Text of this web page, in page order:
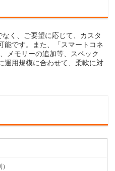
く、ご要望に応じて、カスタ
能です。また、「スマートコネ
メモリーの追加等、スペック
運用規模に合わせて、柔軟に対